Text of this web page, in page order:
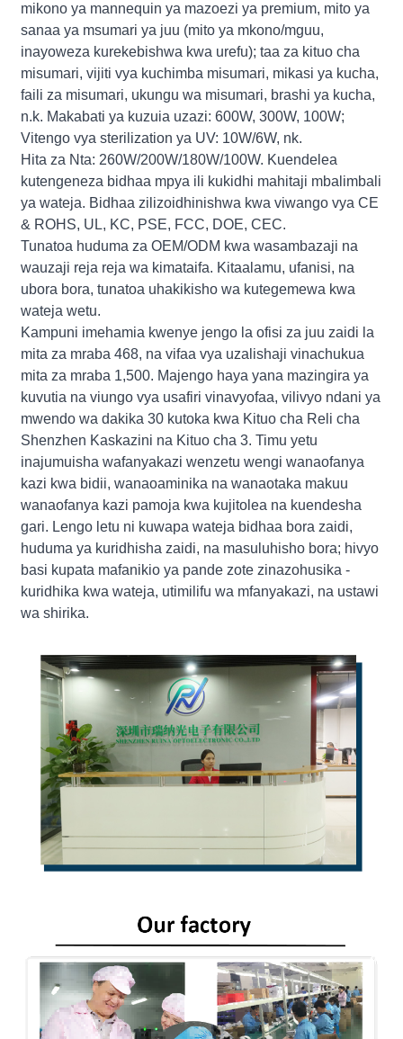
mikono ya mannequin ya mazoezi ya premium, mito ya
sanaa ya msumari ya juu (mito ya mkono/mguu,
inayoweza kurekebishwa kwa urefu); taa za kituo cha
misumari, vijiti vya kuchimba misumari, mikasi ya kucha,
faili za misumari, ukungu wa misumari, brashi ya kucha,
n.k. Makabati ya kuzuia uzazi: 600W, 300W, 100W;
Vitengo vya sterilization ya UV: 10W/6W, nk.
Hita za Nta: 260W/200W/180W/100W. Kuendelea
kutengeneza bidhaa mpya ili kukidhi mahitaji mbalimbali
ya wateja. Bidhaa zilizoidhinishwa kwa viwango vya CE
& ROHS, UL, KC, PSE, FCC, DOE, CEC.
Tunatoa huduma za OEM/ODM kwa wasambazaji na
wauzaji reja reja wa kimataifa. Kitaalamu, ufanisi, na
ubora bora, tunatoa uhakikisho wa kutegemewa kwa
wateja wetu.
Kampuni imehamia kwenye jengo la ofisi za juu zaidi la
mita za mraba 468, na vifaa vya uzalishaji vinachukua
mita za mraba 1,500. Majengo haya yana mazingira ya
kuvutia na viungo vya usafiri vinavyofaa, vilivyo ndani ya
mwendo wa dakika 30 kutoka kwa Kituo cha Reli cha
Shenzhen Kaskazini na Kituo cha 3. Timu yetu
inajumuisha wafanyakazi wenzetu wengi wanaofanya
kazi kwa bidii, wanaoaminika na wanaotaka makuu
wanaofanya kazi pamoja kwa kujitolea na kuendesha
gari. Lengo letu ni kuwapa wateja bidhaa bora zaidi,
huduma ya kuridhisha zaidi, na masuluhisho bora; hivyo
basi kupata mafanikio ya pande zote zinazohusika -
kuridhika kwa wateja, utimilifu wa mfanyakazi, na ustawi
wa shirika.